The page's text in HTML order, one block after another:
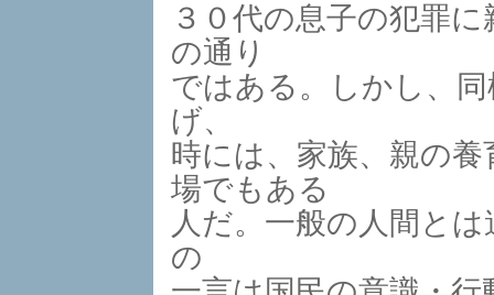
３０代の息子の犯罪
の通り
ではある。しかし、
げ、
時には、家族、親の
場でもある
人だ。一般の人間と
の